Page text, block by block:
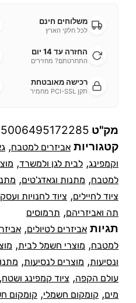
משלוחים חינם
לכל חלקי הארץ
החזרה עד 14 יום
התחרטתם? מחזירים
רכישה מאובטחת
תקן PCI-SSL מחמיר
מק"ט
קטגוריות אביזרים למטבח,
וקמפינג, לבית לגן ולמשרד,
למטבח, מתנות וגאדג'טים,
ציוד לחיילים, ציוד לחנויות
תה ואביזריהם, תרמוסים
תגיות אביזרים לטיולים,
למטבח, מוצרי חשמל לבית,
ונסיעות, מוצרים לנסיעות,
עולם הקפה, ציוד קמפינג ושטח,
מים, קומקום חשמלי, קומקום